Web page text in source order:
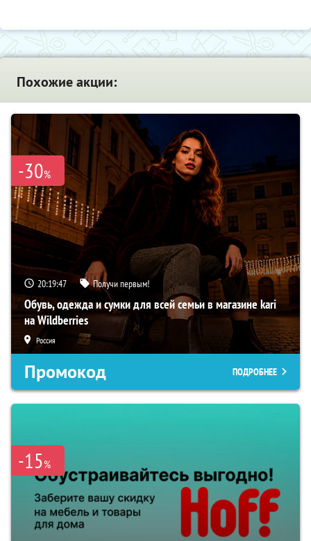
Похожие акции:
-30%
20:19:46 Получи первым!
Обувь, одежда и сумки для всей семьи в магазине kari
на Wildberries
Россия
Промокод ПОДРОБНЕЕ
-15%